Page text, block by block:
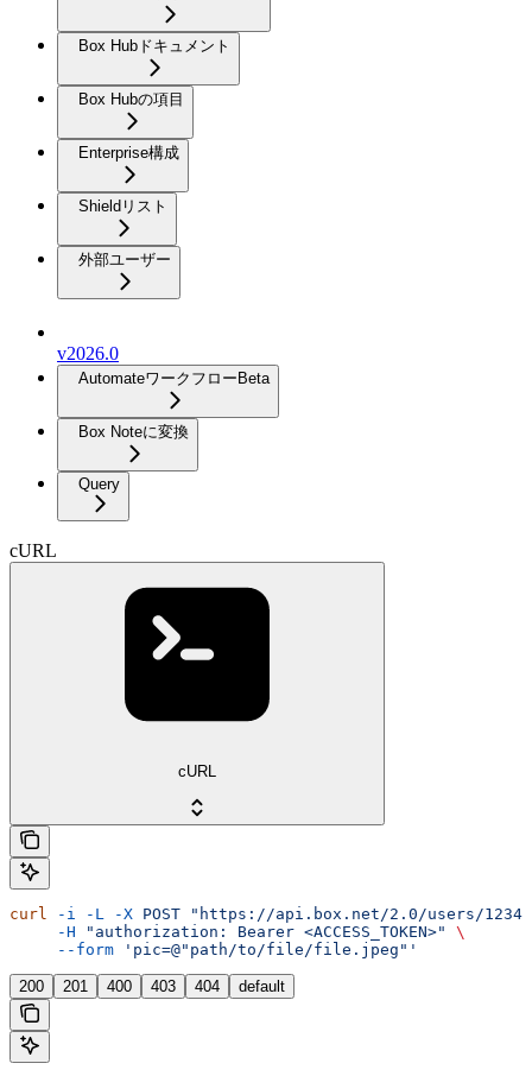
Box Hubドキュメント
Box Hubの項目
Enterprise構成
Shieldリスト
外部ユーザー
v2026.0
Automateワークフロー Beta
Box Noteに変換
Query
cURL
cURL
curl -i -L -X POST "https://api.box.net/2.0/users/
     -H
"authorization: Bearer <ACCESS_TOKEN>"
\
     --form
'pic=@"path/to/file/file.jpeg"'
200 201 400 403 404 default